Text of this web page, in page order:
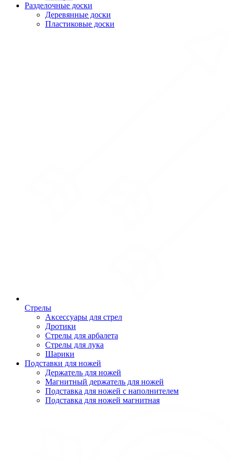
Разделочные доски
Деревянные доски
Пластиковые доски
Стрелы
Аксессуары для стрел
Дротики
Стрелы для арбалета
Стрелы для лука
Шарики
Подставки для ножей
Держатель для ножей
Магнитный держатель для ножей
Подставка для ножей с наполнителем
Подставка для ножей магнитная